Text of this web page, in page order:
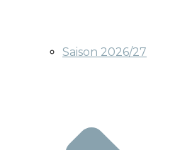
Saison 2026/27